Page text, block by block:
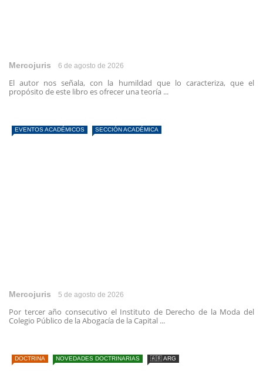
Mercojuris 6 de agosto de 2026
El autor nos señala, con la humildad que lo caracteriza, que el
propósito de este libro es ofrecer una teoría ...
EVENTOS ACADÉMICOS SECCIÓN ACADÉMICA
Mercojuris 5 de agosto de 2026
Por tercer año consecutivo el Instituto de Derecho de la Moda del
Colegio Público de la Abogacía de la Capital ...
DOCTRINA NOVEDADES DOCTRINARIAS 🇦🇷 ARG